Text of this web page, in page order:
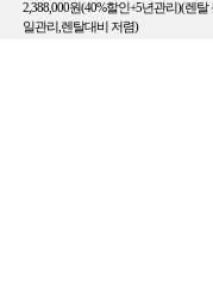
2,388,000원(40%할인+5년관리)(렌탈
일관리,렌탈대비 저렴)